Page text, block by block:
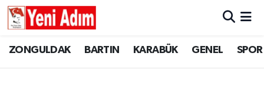
ZONGULDAK BARTIN KARABÜK GENEL SPOR
ZONGULDAK
ZONGULDAK
Zonguldak Hava Durumu